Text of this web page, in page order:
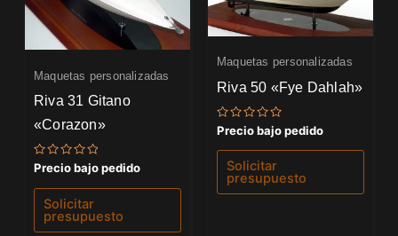
Maquetas personalizadas
Riva 31 Gitano
«Corazon»
Valorado
0
de
Precio bajo pedido
Solicitar
presupuesto
Maquetas personalizadas
Riva 50 «Fye Dahlah»
Valorado
con
0
de
Precio bajo pedido
Solicitar
presupuesto